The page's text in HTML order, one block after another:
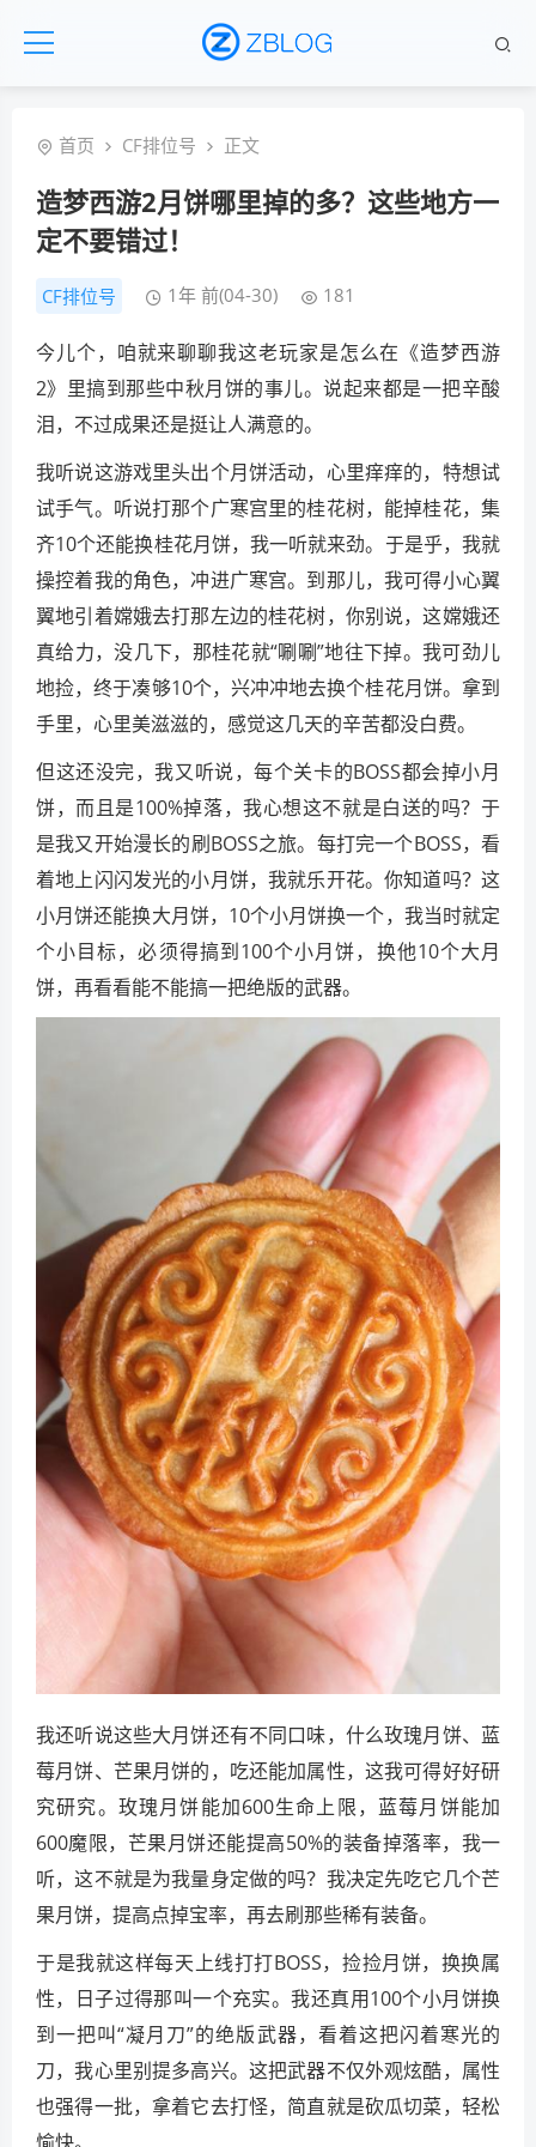
首页 CF排位号 正文
造梦西游2月饼哪里掉的多？这些地方一
定不要错过！
CF排位号 1年 前(04-30) 181
今儿个，咱就来聊聊我这老玩家是怎么在《造梦西游
2》里搞到那些中秋月饼的事儿。说起来都是一把辛酸
泪，不过成果还是挺让人满意的。
我听说这游戏里头出个月饼活动，心里痒痒的，特想试
试手气。听说打那个广寒宫里的桂花树，能掉桂花，集
齐10个还能换桂花月饼，我一听就来劲。于是乎，我就
操控着我的角色，冲进广寒宫。到那儿，我可得小心翼
翼地引着嫦娥去打那左边的桂花树，你别说，这嫦娥还
真给力，没几下，那桂花就“唰唰”地往下掉。我可劲儿
地捡，终于凑够10个，兴冲冲地去换个桂花月饼。拿到
手里，心里美滋滋的，感觉这几天的辛苦都没白费。
但这还没完，我又听说，每个关卡的BOSS都会掉小月
饼，而且是100%掉落，我心想这不就是白送的吗？于
是我又开始漫长的刷BOSS之旅。每打完一个BOSS，看
着地上闪闪发光的小月饼，我就乐开花。你知道吗？这
小月饼还能换大月饼，10个小月饼换一个，我当时就定
个小目标，必须得搞到100个小月饼，换他10个大月
饼，再看看能不能搞一把绝版的武器。
我还听说这些大月饼还有不同口味，什么玫瑰月饼、蓝
莓月饼、芒果月饼的，吃还能加属性，这我可得好好研
究研究。玫瑰月饼能加600生命上限，蓝莓月饼能加
600魔限，芒果月饼还能提高50%的装备掉落率，我一
听，这不就是为我量身定做的吗？我决定先吃它几个芒
果月饼，提高点掉宝率，再去刷那些稀有装备。
于是我就这样每天上线打打BOSS，捡捡月饼，换换属
性，日子过得那叫一个充实。我还真用100个小月饼换
到一把叫“凝月刀”的绝版武器，看着这把闪着寒光的
刀，我心里别提多高兴。这把武器不仅外观炫酷，属性
也强得一批，拿着它去打怪，简直就是砍瓜切菜，轻松